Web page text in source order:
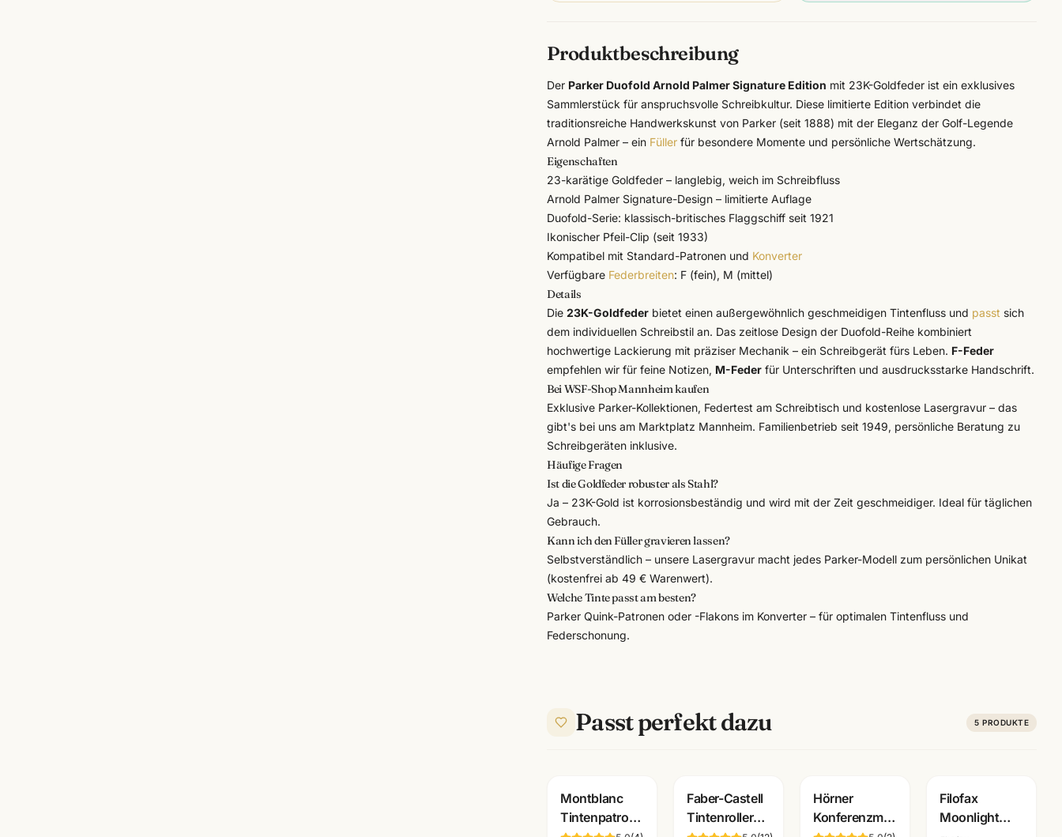
Produktbeschreibung
Der Parker Duofold Arnold Palmer Signature Edition mit 23K-Goldfeder ist ein exklusives
Sammlerstück für anspruchsvolle Schreibkultur. Diese limitierte Edition verbindet die
traditionsreiche Handwerkskunst von Parker (seit 1888) mit der Eleganz der Golf-Legende
Arnold Palmer – ein Füller für besondere Momente und persönliche Wertschätzung.
Eigenschaften
23-karätige Goldfeder – langlebig, weich im Schreibfluss
Arnold Palmer Signature-Design – limitierte Auflage
Duofold-Serie: klassisch-britisches Flaggschiff seit 1921
Ikonischer Pfeil-Clip (seit 1933)
Kompatibel mit Standard-Patronen und Konverter
Verfügbare Federbreiten: F (fein), M (mittel)
Details
Die 23K-Goldfeder bietet einen außergewöhnlich geschmeidigen Tintenfluss und passt sich
dem individuellen Schreibstil an. Das zeitlose Design der Duofold-Reihe kombiniert
hochwertige Lackierung mit präziser Mechanik – ein Schreibgerät fürs Leben. F-Feder
empfehlen wir für feine Notizen, M-Feder für Unterschriften und ausdrucksstarke Handschrift.
Bei WSF-Shop Mannheim kaufen
Exklusive Parker-Kollektionen, Federtest am Schreibtisch und kostenlose Lasergravur – das
gibt's bei uns am Marktplatz Mannheim. Familienbetrieb seit 1949, persönliche Beratung zu
Schreibgeräten inklusive.
Häufige Fragen
Ist die Goldfeder robuster als Stahl?
Ja – 23K-Gold ist korrosionsbeständig und wird mit der Zeit geschmeidiger. Ideal für täglichen
Gebrauch.
Kann ich den Füller gravieren lassen?
Selbstverständlich – unsere Lasergravur macht jedes Parker-Modell zum persönlichen Unikat
(kostenfrei ab 49 € Warenwert).
Welche Tinte passt am besten?
Parker Quink-Patronen oder -Flakons im Konverter – für optimalen Tintenfluss und
Federschonung.
Passt perfekt dazu 5 PRODUKTE
Montblanc
Tintenpatronen
Faber-Castell
Tintenroller
Hörner
Konferenzmappe
Filofax
Moonlight